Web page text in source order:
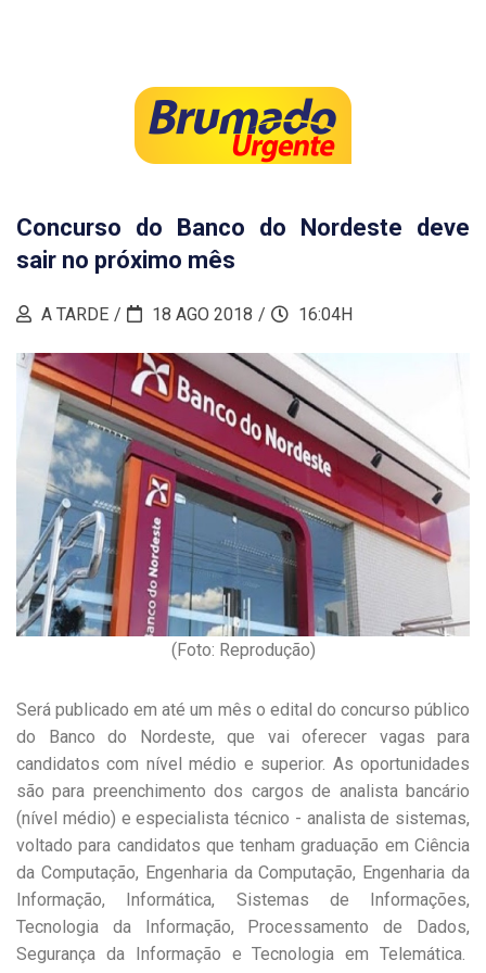
Concurso do Banco do Nordeste deve
sair no próximo mês
A TARDE 18 AGO 2018 16:04H
(Foto: Reprodução)
Será publicado em até um mês o edital do concurso público
do Banco do Nordeste, que vai oferecer vagas para
candidatos com nível médio e superior. As oportunidades
são para preenchimento dos cargos de analista bancário
(nível médio) e especialista técnico - analista de sistemas,
voltado para candidatos que tenham graduação em Ciência
da Computação, Engenharia da Computação, Engenharia da
Informação, Informática, Sistemas de Informações,
Tecnologia da Informação, Processamento de Dados,
Segurança da Informação e Tecnologia em Telemática.